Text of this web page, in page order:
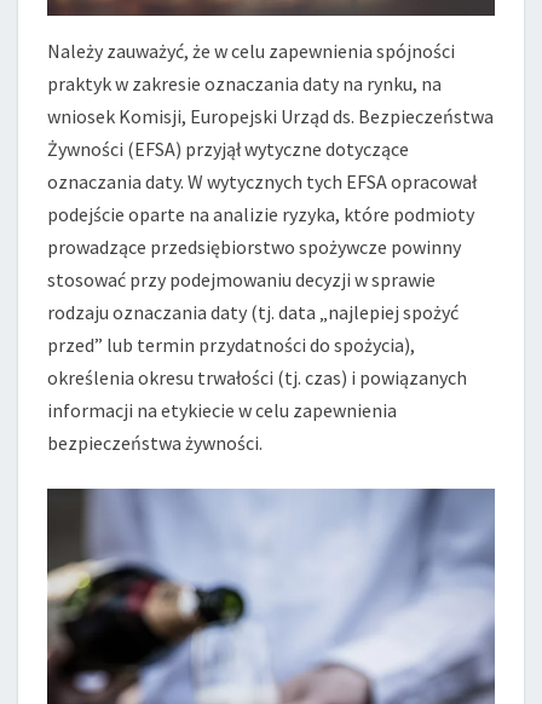
Należy zauważyć, że w celu zapewnienia spójności
praktyk w zakresie oznaczania daty na rynku, na
wniosek Komisji, Europejski Urząd ds. Bezpieczeństwa
Żywności (EFSA) przyjął wytyczne dotyczące
oznaczania daty. W wytycznych tych EFSA opracował
podejście oparte na analizie ryzyka, które podmioty
prowadzące przedsiębiorstwo spożywcze powinny
stosować przy podejmowaniu decyzji w sprawie
rodzaju oznaczania daty (tj. data „najlepiej spożyć
przed” lub termin przydatności do spożycia),
określenia okresu trwałości (tj. czas) i powiązanych
informacji na etykiecie w celu zapewnienia
bezpieczeństwa żywności.